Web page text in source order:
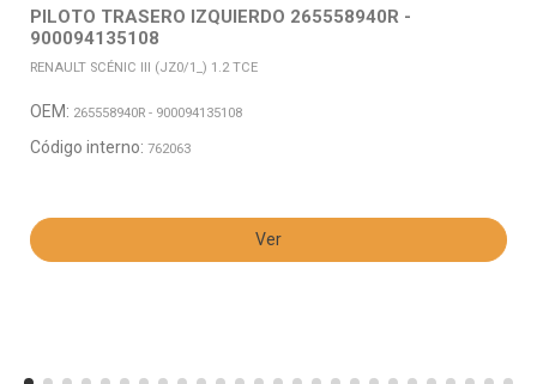
PILOTO TRASERO IZQUIERDO 265558940R -
900094135108
RENAULT SCÉNIC III (JZ0/1_) 1.2 TCE
OEM: 265558940R - 900094135108
Código interno: 762063
Ver